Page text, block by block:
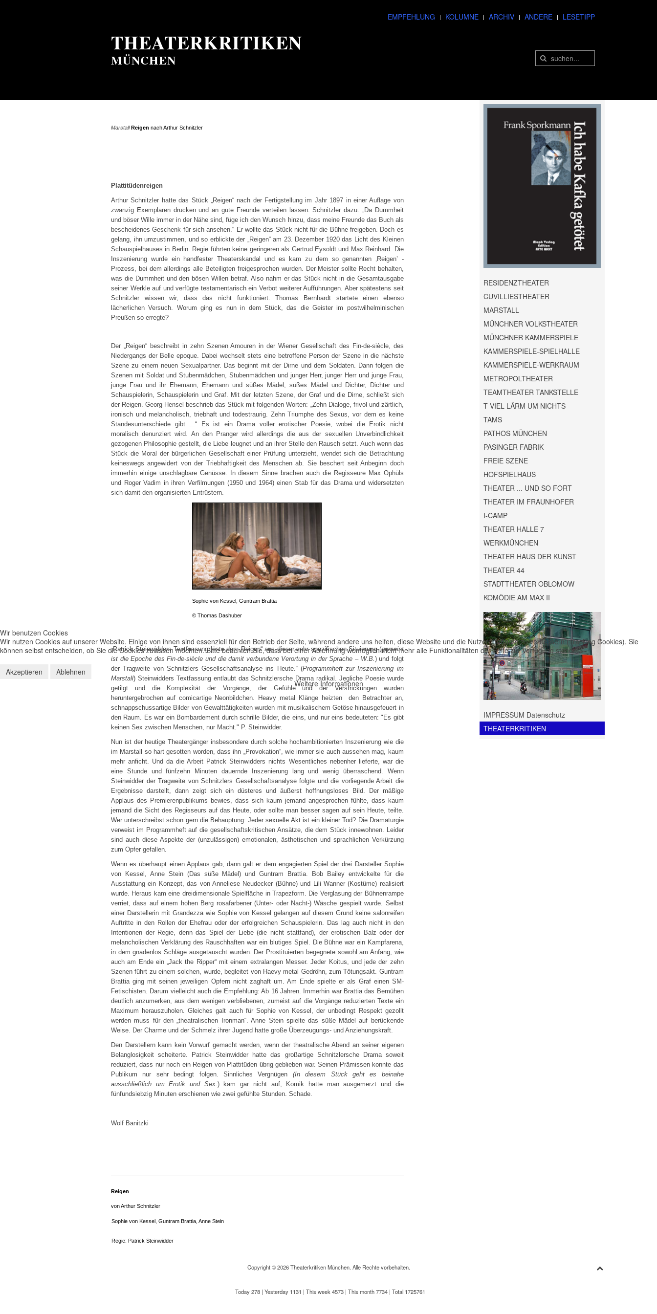
EMPFEHLUNG KOLUMNE ARCHIV ANDERE LESETIPP
THEATERKRITIKEN
MÜNCHEN
Marstall Reigen nach Arthur Schnitzler
Plattitüdenreigen
Arthur Schnitzler hatte das Stück „Reigen“ nach der Fertigstellung im Jahr 1897 in einer Auflage von
zwanzig Exemplaren drucken und an gute Freunde verteilen lassen. Schnitzler dazu: „Da Dummheit
und böser Wille immer in der Nähe sind, füge ich den Wunsch hinzu, dass meine Freunde das Buch als
bescheidenes Geschenk für sich ansehen.“ Er wollte das Stück nicht für die Bühne freigeben. Doch es
gelang, ihn umzustimmen, und so erblickte der „Reigen“ am 23. Dezember 1920 das Licht des Kleinen
Schauspielhauses in Berlin. Regie führten keine geringeren als Gertrud Eysoldt und Max Reinhard. Die
Inszenierung wurde ein handfester Theaterskandal und es kam zu dem so genannten ‚Reigen’ -
Prozess, bei dem allerdings alle Beteiligten freigesprochen wurden. Der Meister sollte Recht behalten,
was die Dummheit und den bösen Willen betraf. Also nahm er das Stück nicht in die Gesamtausgabe
seiner Werkle auf und verfügte testamentarisch ein Verbot weiterer Aufführungen. Aber spätestens seit
Schnitzler wissen wir, dass das nicht funktioniert. Thomas Bernhardt startete einen ebenso
lächerlichen Versuch. Worum ging es nun in dem Stück, das die Geister im postwilhelminischen
Preußen so erregte?
Der „Reigen“ beschreibt in zehn Szenen Amouren in der Wiener Gesellschaft des Fin-de-siècle, des
Niedergangs der Belle epoque. Dabei wechselt stets eine betroffene Person der Szene in die nächste
Szene zu einem neuen Sexualpartner. Das beginnt mit der Dirne und dem Soldaten. Dann folgen die
Szenen mit Soldat und Stubenmädchen, Stubenmädchen und junger Herr, junger Herr und junge Frau,
junge Frau und ihr Ehemann, Ehemann und süßes Mädel, süßes Mädel und Dichter, Dichter und
Schauspielerin, Schauspielerin und Graf. Mit der letzten Szene, der Graf und die Dirne, schließt sich
der Reigen. Georg Hensel beschrieb das Stück mit folgenden Worten: „Zehn Dialoge, frivol und zärtlich,
ironisch und melancholisch, triebhaft und todestraurig. Zehn Triumphe des Sexus, vor dem es keine
Standesunterschiede gibt ...“ Es ist ein Drama voller erotischer Poesie, wobei die Erotik nicht
moralisch denunziert wird. An den Pranger wird allerdings die aus der sexuellen Unverbindlichkeit
gezogenen Philosophie gestellt, die Liebe leugnet und an ihrer Stelle den Rausch setzt. Auch wenn das
Stück die Moral der bürgerlichen Gesellschaft einer Prüfung unterzieht, wendet sich die Betrachtung
keineswegs angewidert von der Triebhaftigkeit des Menschen ab. Sie beschert seit Anbeginn doch
immerhin einige unschlagbare Genüsse. In diesem Sinne brachen auch die Regisseure Max Ophüls
und Roger Vadim in ihren Verfilmungen (1950 und 1964) einen Stab für das Drama und widersetzten
sich damit den organisierten Entrüstern.
Sophie von Kessel, Guntram Brattia
© Thomas Dashuber
„Patrick Steinwidders Textfassung löste den „Reigen“ aus dieser sehr spezifischen Situierung (gemeint
ist die Epoche des Fin-de-siècle und die damit verbundene Verortung in der Sprache – W.B.) und folgt
der Tragweite von Schnitzlers Gesellschaftsanalyse ins Heute.“ (Programmheft zur Inszenierung im
Marstall) Steinwidders Textfassung entlaubt das Schnitzlersche Drama radikal. Jegliche Poesie wurde
getilgt und die Komplexität der Vorgänge, der Gefühle und der Verstrickungen wurden
heruntergebrochen auf comicartige Neonbildchen. Heavy metal Klänge heizten den Betrachter an,
schnappschussartige Bilder von Gewalttätigkeiten wurden mit musikalischem Getöse hinausgefeuert in
den Raum. Es war ein Bombardement durch schrille Bilder, die eins, und nur eins bedeuteten: "Es gibt
keinen Sex zwischen Menschen, nur Macht." P. Steinwidder.
Nun ist der heutige Theatergänger insbesondere durch solche hochambitionierten Inszenierung wie die
im Marstall so hart gesotten worden, dass ihn „Provokation“, wie immer sie auch aussehen mag, kaum
mehr anficht. Und da die Arbeit Patrick Steinwidders nichts Wesentliches nebenher lieferte, war die
eine Stunde und fünfzehn Minuten dauernde Inszenierung lang und wenig überraschend. Wenn
Steinwidder der Tragweite von Schnitzlers Gesellschaftsanalyse folgte und die vorliegende Arbeit die
Ergebnisse darstellt, dann zeigt sich ein düsteres und äußerst hoffnungsloses Bild. Der mäßige
Applaus des Premierenpublikums bewies, dass sich kaum jemand angesprochen fühlte, dass kaum
jemand die Sicht des Regisseurs auf das Heute, oder sollte man besser sagen auf sein Heute, teilte.
Wer unterschreibst schon gern die Behauptung: Jeder sexuelle Akt ist ein kleiner Tod? Die Dramaturgie
verweist im Programmheft auf die gesellschaftskritischen Ansätze, die dem Stück innewohnen. Leider
sind auch diese Aspekte der (unzulässigen) emotionalen, ästhetischen und sprachlichen Verkürzung
zum Opfer gefallen.
Wenn es überhaupt einen Applaus gab, dann galt er dem engagierten Spiel der drei Darsteller Sophie
von Kessel, Anne Stein (Das süße Mädel) und Guntram Brattia. Bob Bailey entwickelte für die
Ausstattung ein Konzept, das von Anneliese Neudecker (Bühne) und Lili Wanner (Kostüme) realisiert
wurde. Heraus kam eine dreidimensionale Spielfläche in Trapezform. Die Verglasung der Bühnenrampe
verriet, dass auf einem hohen Berg rosafarbener (Unter- oder Nacht-) Wäsche gespielt wurde. Selbst
einer Darstellerin mit Grandezza wie Sophie von Kessel gelangen auf diesem Grund keine salonreifen
Auftritte in den Rollen der Ehefrau oder der erfolgreichen Schauspielerin. Das lag auch nicht in den
Intentionen der Regie, denn das Spiel der Liebe (die nicht stattfand), der erotischen Balz oder der
melancholischen Verklärung des Rauschhaften war ein blutiges Spiel. Die Bühne war ein Kampfarena,
in dem gnadenlos Schläge ausgetauscht wurden. Der Prostituierten begegnete sowohl am Anfang, wie
auch am Ende ein „Jack the Ripper“ mit einem extralangen Messer. Jeder Koitus, und jede der zehn
Szenen führt zu einem solchen, wurde, begleitet von Haevy metal Gedröhn, zum Tötungsakt. Guntram
Brattia ging mit seinen jeweiligen Opfern nicht zaghaft um. Am Ende spielte er als Graf einen SM-
Fetischisten. Darum vielleicht auch die Empfehlung: Ab 16 Jahren. Immerhin war Brattia das Bemühen
deutlich anzumerken, aus dem wenigen verbliebenen, zumeist auf die Vorgänge reduzierten Texte ein
Maximum herauszuholen. Gleiches galt auch für Sophie von Kessel, der unbedingt Respekt gezollt
werden muss für den „theatralischen Ironman“. Anne Stein spielte das süße Mädel auf berückende
Weise. Der Charme und der Schmelz ihrer Jugend hatte große Überzeugungs- und Anziehungskraft.
Den Darstellern kann kein Vorwurf gemacht werden, wenn der theatralische Abend an seiner eigenen
Belanglosigkeit scheiterte. Patrick Steinwidder hatte das großartige Schnitzlersche Drama soweit
reduziert, dass nur noch ein Reigen von Plattitüden übrig geblieben war. Seinen Prämissen konnte das
Publikum nur sehr bedingt folgen. Sinnliches Vergnügen (In diesem Stück geht es beinahe
ausschließlich um Erotik und Sex.) kam gar nicht auf, Komik hatte man ausgemerzt und die
fünfundsiebzig Minuten erschienen wie zwei gefühlte Stunden. Schade.
Wolf Banitzki
Reigen
von Arthur Schnitzler
Sophie von Kessel, Guntram Brattia, Anne Stein
Regie: Patrick Steinwidder
RESIDENZTHEATER
CUVILLIESTHEATER
MARSTALL
MÜNCHNER VOLKSTHEATER
MÜNCHNER KAMMERSPIELE
KAMMERSPIELE-SPIELHALLE
KAMMERSPIELE-WERKRAUM
METROPOLTHEATER
TEAMTHEATER TANKSTELLE
T VIEL LÄRM UM NICHTS
TAMS
PATHOS MÜNCHEN
PASINGER FABRIK
FREIE SZENE
HOFSPIELHAUS
THEATER ... UND SO FORT
THEATER IM FRAUNHOFER
I-CAMP
THEATER HALLE 7
WERKMÜNCHEN
THEATER HAUS DER KUNST
THEATER 44
STADTTHEATER OBLOMOW
KOMÖDIE AM MAX II
IMPRESSUM Datenschutz
THEATERKRITIKEN
Copyright © 2026 Theaterkritiken München. Alle Rechte vorbehalten.
Today 278 | Yesterday 1131 | This week 4573 | This month 7734 | Total 1725761
Wir benutzen Cookies
Wir nutzen Cookies auf unserer Website. Einige von ihnen sind essenziell für den Betrieb der Seite, während andere uns helfen, diese Website und die Nutzererfahrung zu verbessern (Tracking Cookies). Sie
können selbst entscheiden, ob Sie die Cookies zulassen möchten. Bitte beachten Sie, dass bei einer Ablehnung womöglich nicht mehr alle Funktionalitäten der Seite zur Verfügung stehen.
Akzeptieren
Ablehnen
Weitere Informationen